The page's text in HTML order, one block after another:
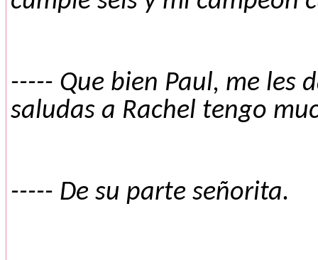
----- Que bien Paul, me les
saludas a Rachel tengo
----- De su parte señorita.